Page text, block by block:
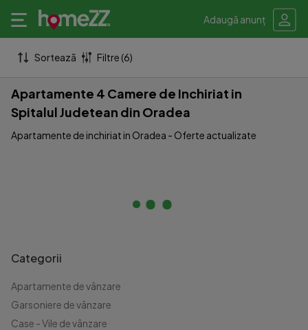
Adaugă anunț
Sortează Filtre (6)
Apartamente 4 Camere de Inchiriat in
Spitalul Judetean din Oradea
Apartamente de inchiriat in Oradea - Oferte actualizate
Categorii
Apartamente de vânzare
Garsoniere de vânzare
Case - Vile de vânzare